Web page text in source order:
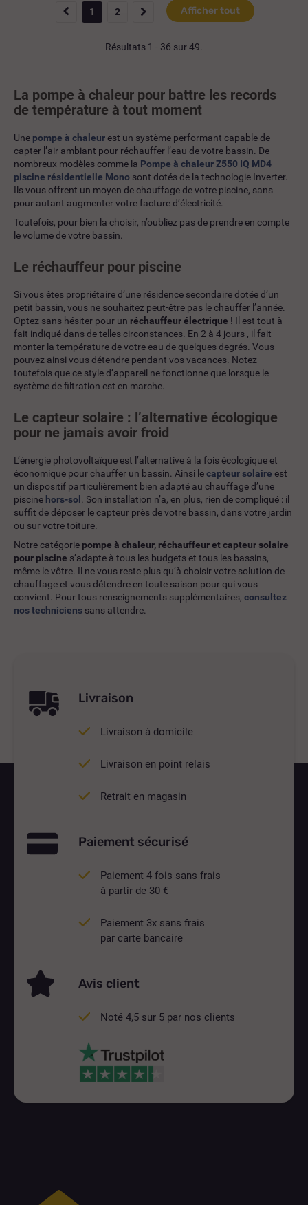
Afficher tout
1 2
Résultats 1 - 36 sur 49.
La pompe à chaleur pour battre les records
de température à tout moment
Une pompe à chaleurest un système performant capable de
capter l’air ambiant pour réchauffer l’eau de votre bassin. De
nombreux modèles comme la Pompe à chaleur Z550 IQ MD4
piscine résidentielle Mono sont dotés de la technologie Inverter.
Ils vous offrent un moyen de chauffage de votre piscine, sans
pour autant augmenter votre facture d’électricité.
Toutefois, pour bien la choisir, n’oubliez pas de prendre en compte
le volume de votre bassin.
Le réchauffeur pour piscine
Si vous êtes propriétaire d’une résidence secondaire dotée d’un
petit bassin, vous ne souhaitez peut-être pas le chauffer l’année.
Optez sans hésiter pour un réchauffeur électrique ! Il est tout à
fait indiqué dans de telles circonstances. En 2 à 4 jours , il fait
monter la température de votre eau de quelques degrés. Vous
pouvez ainsi vous détendre pendant vos vacances. Notez
toutefois que ce style d’appareil ne fonctionne que lorsque le
système de filtration est en marche.
Le capteur solaire : l’alternative écologique
pour ne jamais avoir froid
L’énergie photovoltaïque est l’alternative à la fois écologique et
économique pour chauffer un bassin. Ainsi lecapteur solaire est
un dispositif particulièrement bien adapté au chauffage d’une
piscine hors-sol . Son installation n’a, en plus, rien de compliqué : il
suffit de déposer le capteur près de votre bassin, dans votre jardin
ou sur votre toiture.
Notre catégorie pompe à chaleur, réchauffeur et capteur solaire
pour piscine s’adapte à tous les budgets et tous les bassins,
même le vôtre. Il ne vous reste plus qu’à choisir votre solution de
chauffage et vous détendre en toute saison pour qui vous
convient. Pour tous renseignements supplémentaires, consultez
nos techniciens sans attendre.
Livraison
Livraison à domicile
Livraison en point relais
Retrait en magasin
Paiement sécurisé
Paiement 4 fois sans frais
à partir de 30 €
Paiement 3x sans frais
par carte bancaire
Avis client
Noté 4,5 sur 5 par nos clients